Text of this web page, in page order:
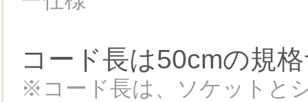
コード長は50cmの規
※コード長は、ソケットと